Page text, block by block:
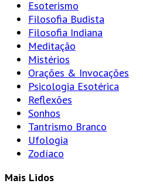
Esoterismo
Filosofia Budista
Filosofia Indiana
Meditação
Mistérios
Orações & Invocações
Psicologia Esotérica
Reflexões
Sonhos
Tantrismo Branco
Ufologia
Zodíaco
Mais Lidos